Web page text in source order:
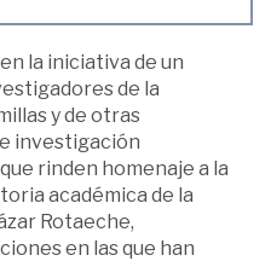
la iniciativa de un
de la
y de otras
investigación
rinden homenaje a la
académica de la
Rotaeche,
en las que han